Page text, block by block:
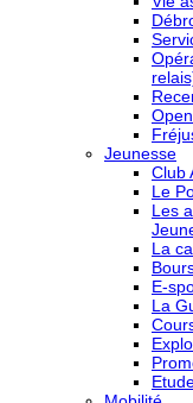
Jeunesse
Club
Le
Les
La
E-
La